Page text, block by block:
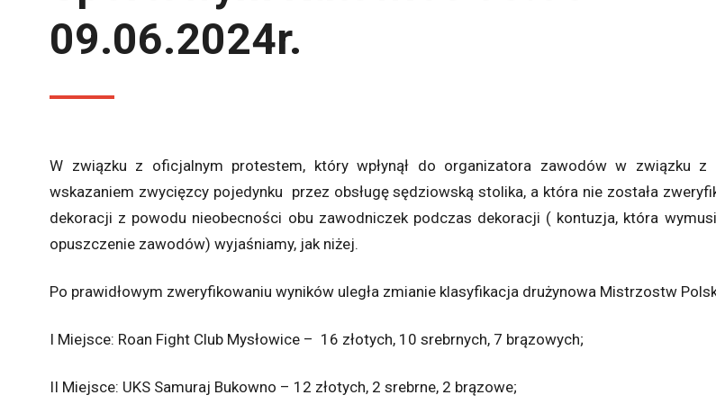
09.06.2024r.
W związku z oficjalnym protestem, który wpłynął do organizatora zawodów w związku z
wskazaniem zwycięzcy pojedynku przez obsługę sędziowską stolika, a która nie została
dekoracji z powodu nieobecności obu zawodniczek podczas dekoracji ( kontuzja, która
opuszczenie zawodów) wyjaśniamy, jak niżej.
Po prawidłowym zweryfikowaniu wyników uległa zmianie klasyfikacja drużynowa Mistrzostw
I Miejsce: Roan Fight Club Mysłowice – 16 złotych, 10 srebrnych, 7 brązowych;
II Miejsce: UKS Samuraj Bukowno – 12 złotych, 2 srebrne, 2 brązowe;